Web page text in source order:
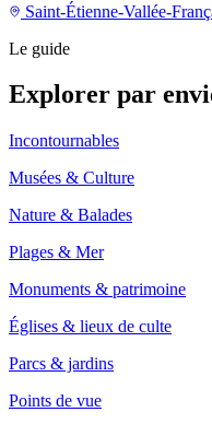
Saint-Étienne-Vallée-
Le guide
Explorer par
Incontournables
Musées & Culture
Nature & Balades
Plages & Mer
Monuments & patrimoine
Églises & lieux de culte
Parcs & jardins
Points de vue